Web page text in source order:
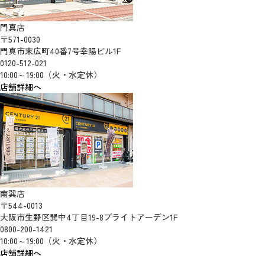
門真店
〒571-0030
門真市末広町40番7号幸陽ビル1F
0120-512-021
10:00～19:00（火・水定休）
店舗詳細へ
南巽店
〒544-0013
大阪市生野区巽中4丁目19-8ブライトアーデン1F
0800-200-1421
10:00～19:00（火・水定休）
店舗詳細へ